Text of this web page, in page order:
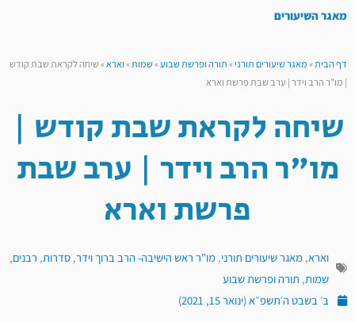
מאגר השיעורים
דף הבית»מאגר שיעורים תורני»תורה ופרשת שבוע»שמות»וארא»שיחה לקראת שבת קודש
| מו”ר הרב וידר | ערב שבת פרשת וארא
שיחה לקראת שבת קודש |
מו"ר הרב וידר | ערב שבת
פרשת וארא
וארא, מאגר שיעורים תורני, מו"ר ראש הישיבה- הרב ברוך וידר, סדרות, רבנים,
שמות, תורה ופרשת שבוע
ב׳ בשבט ה׳תשפ״א (ינואר 15, 2021)